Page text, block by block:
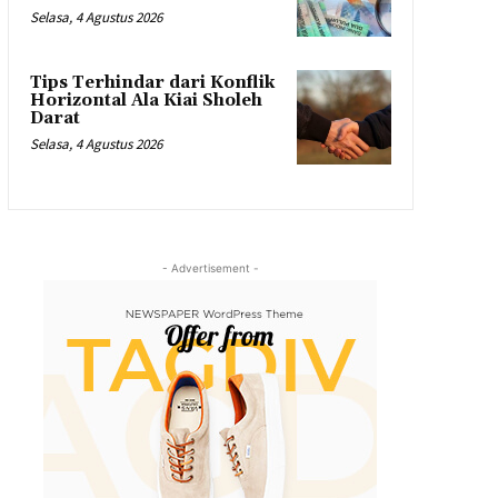
Selasa, 4 Agustus 2026
Tips Terhindar dari Konflik
Horizontal Ala Kiai Sholeh
Darat
Selasa, 4 Agustus 2026
- Advertisement -